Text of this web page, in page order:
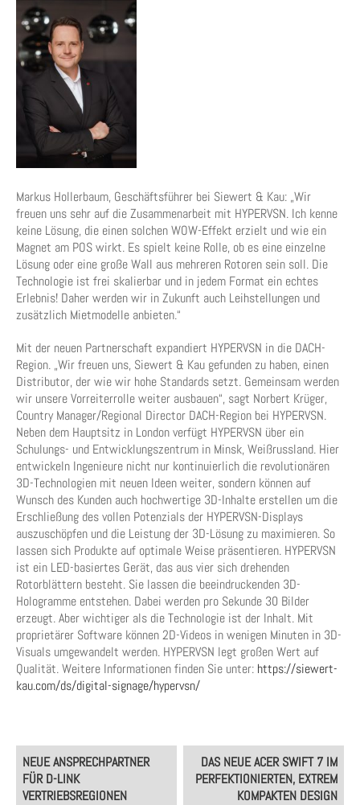
Markus Hollerbaum, Geschäftsführer bei Siewert & Kau: „Wir
freuen uns sehr auf die Zusammenarbeit mit HYPERVSN. Ich kenne
keine Lösung, die einen solchen WOW-Effekt erzielt und wie ein
Magnet am POS wirkt. Es spielt keine Rolle, ob es eine einzelne
Lösung oder eine große Wall aus mehreren Rotoren sein soll. Die
Technologie ist frei skalierbar und in jedem Format ein echtes
Erlebnis! Daher werden wir in Zukunft auch Leihstellungen und
zusätzlich Mietmodelle anbieten.“
Mit der neuen Partnerschaft expandiert HYPERVSN in die DACH-
Region. „Wir freuen uns, Siewert & Kau gefunden zu haben, einen
Distributor, der wie wir hohe Standards setzt. Gemeinsam werden
wir unsere Vorreiterrolle weiter ausbauen“, sagt Norbert Krüger,
Country Manager/Regional Director DACH-Region bei HYPERVSN.
Neben dem Hauptsitz in London verfügt HYPERVSN über ein
Schulungs- und Entwicklungszentrum in Minsk, Weißrussland. Hier
entwickeln Ingenieure nicht nur kontinuierlich die revolutionären
3D-Technologien mit neuen Ideen weiter, sondern können auf
Wunsch des Kunden auch hochwertige 3D-Inhalte erstellen um die
Erschließung des vollen Potenzials der HYPERVSN-Displays
auszuschöpfen und die Leistung der 3D-Lösung zu maximieren. So
lassen sich Produkte auf optimale Weise präsentieren. HYPERVSN
ist ein LED-basiertes Gerät, das aus vier sich drehenden
Rotorblättern besteht. Sie lassen die beeindruckenden 3D-
Hologramme entstehen. Dabei werden pro Sekunde 30 Bilder
erzeugt. Aber wichtiger als die Technologie ist der Inhalt. Mit
proprietärer Software können 2D-Videos in wenigen Minuten in 3D-
Visuals umgewandelt werden. HYPERVSN legt großen Wert auf
Qualität. Weitere Informationen finden Sie unter: https://siewert-
kau.com/ds/digital-signage/hypervsn/
Post
navigation
NEUE ANSPRECHPARTNER
FÜR D-LINK
VERTRIEBSREGIONEN
DAS NEUE ACER SWIFT 7 IM
PERFEKTIONIERTEN, EXTREM
KOMPAKTEN DESIGN